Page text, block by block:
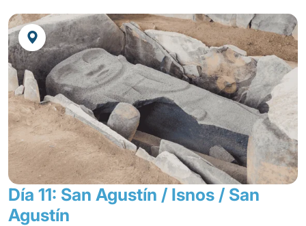
pequeño museo arqueológico con algunos objetos de
época.
Almuerzo en un restaurante local.
Cabalgataa los sitios arqueológicos de El Tablón y La
Chaquirá. Este paseo es una invitación a los placeres de
los sentidos en el corazón de una naturaleza preservada
a través de los magníficos paisajes del macizo
colombiano. Regreso al hotel.
Cena y alojamiento en el hotel.
Día 11: San Agustín / Isnos / San
Agustín